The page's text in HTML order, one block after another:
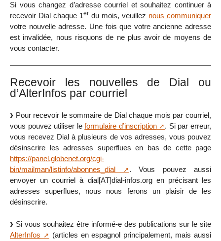
Si vous changez d’adresse courriel et souhaitez continuer à
recevoir Dial chaque 1er du mois, veuillez nous communiquer
votre nouvelle adresse. Une fois que votre ancienne adresse
est invalidée, nous risquons de ne plus avoir de moyens de
vous contacter.
Recevoir les nouvelles de Dial ou
d’AlterInfos par courriel
Pour recevoir le sommaire de Dial chaque mois par courriel,
vous pouvez utiliser leformulaire d’inscription
. Si par erreur,
vous recevez Dial à plusieurs de vos adresses, vous pouvez
désinscrire les adresses superflues en bas de cette page
https://panel.globenet.org/cgi-
bin/mailman/listinfo/abonnes_dial
. Vous pouvez aussi
envoyer un courriel à dial[AT]dial-infos.org en précisant les
adresses superflues, nous nous ferons un plaisir de les
désinscrire.
Si vous souhaitez être informé-e des publications sur le site
AlterInfos
(articles en espagnol principalement, mais aussi